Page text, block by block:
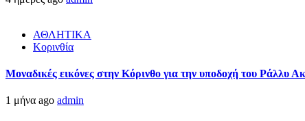
ΑΘΛΗΤΙΚΑ
Κορινθία
Μοναδικές εικόνες στην Κόρινθο για την υποδοχή του Ράλλυ
1 μήνα ago admin